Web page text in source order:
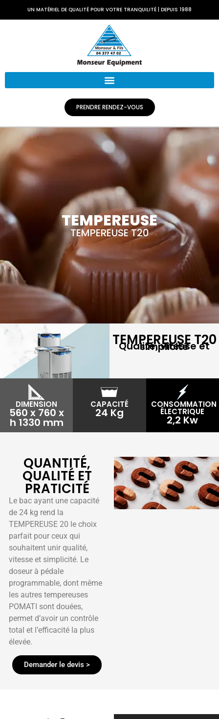
UN MATÉRIEL DE QUALITÉ POUR VOTRE TRANQUILITÉ | DEPUIS 1988
PRENDRE RENDEZ-VOUS
TEMPEREUSE
TEMPEREUSE T20
TEMPEREUSE T20
Qualité, vitesse et simplicité
DIMENSION
560 x 760 x
h 1330 mm
CAPACITÉ
24 Kg
CONSOMMATION
ÉLECTRIQUE
2,2 Kw
QUANTITÉ,
QUALITÉ ET
PRATICITÉ
Le bac ayant une capacité
de 24 kg rend la
TEMPEREUSE 20 le choix
parfait pour ceux qui
souhaitent unir qualité,
vitesse et simplicité. Le
doseur à pédale
programmable, dont même
les autres tempereuses
POMATI sont douées,
permet d’avoir un contrôle
total et l’efficacité la plus
élevée.
Demander le devis >